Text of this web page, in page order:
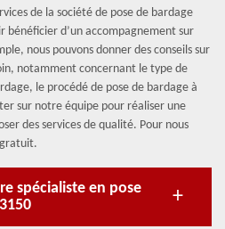
de la société de pose de bardage
bénéficier d’un accompagnement sur
nous pouvons donner des conseils sur
notamment concernant le type de
le procédé de pose de bardage à
sur notre équipe pour réaliser une
des services de qualité. Pour nous
spécialiste en pose